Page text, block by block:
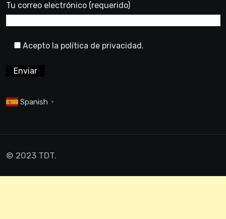
Tu correo electrónico (requerido)
Acepto la política de privacidad.
Spanish ▼
© 2023 TDT.